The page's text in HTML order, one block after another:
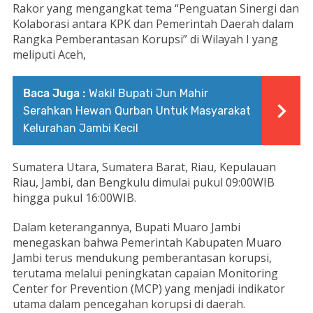
Rakor yang mengangkat tema “Penguatan Sinergi dan
Kolaborasi antara KPK dan Pemerintah Daerah dalam
Rangka Pemberantasan Korupsi” di Wilayah I yang
meliputi Aceh,
Baca Juga : Wakil Bupati Jun Mahir
Serahkan Hewan Qurban Untuk Masyarakat
Kelurahan Jambi Kecil
Sumatera Utara, Sumatera Barat, Riau, Kepulauan
Riau, Jambi, dan Bengkulu dimulai pukul 09:00WIB
hingga pukul 16:00WIB.
Dalam keterangannya, Bupati Muaro Jambi
menegaskan bahwa Pemerintah Kabupaten Muaro
Jambi terus mendukung pemberantasan korupsi,
terutama melalui peningkatan capaian Monitoring
Center for Prevention (MCP) yang menjadi indikator
utama dalam pencegahan korupsi di daerah.